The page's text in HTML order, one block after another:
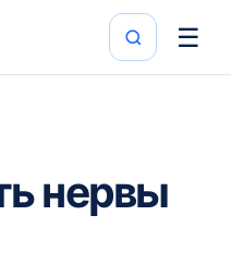
☰
нервы